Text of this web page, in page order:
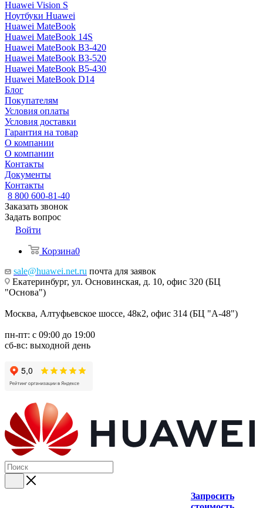
Huawei Vision S
Ноутбуки Huawei
Huawei MateBook
Huawei MateBook 14S
Huawei MateBook B3-420
Huawei MateBook B3-520
Huawei MateBook B5-430
Huawei MateBook D14
Блог
Покупателям
Условия оплаты
Условия доставки
Гарантия на товар
О компании
О компании
Контакты
Документы
Контакты
8 800 600-81-40
Заказать звонок
Задать вопрос
Войти
Корзина0
sale@huawei.net.ru почта для заявок
Екатеринбург, ул. Основинская, д. 10, офис 320 (БЦ
"Основа")
Москва, Алтуфьевское шоссе, 48к2, офис 314 (БЦ "А-48")
пн-пт: с 09:00 до 19:00
сб-вс: выходной день
Запросить